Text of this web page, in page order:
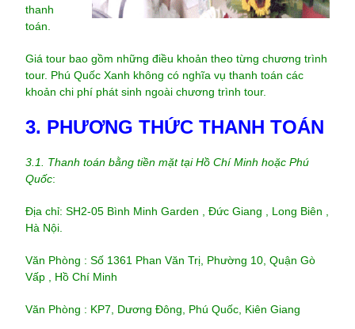
thanh
toán.
Giá tour bao gồm những điều khoản theo từng chương trình
tour. Phú Quốc Xanh không có nghĩa vụ thanh toán các
khoản chi phí phát sinh ngoài chương trình tour.
3. PHƯƠNG THỨC THANH TOÁN
3.1. Thanh toán bằng tiền mặt tại Hồ Chí Minh hoặc Phú
Quốc:
Địa chỉ: SH2-05 Bình Minh Garden , Đức Giang , Long Biên ,
Hà Nội.
Văn Phòng : Số 1361 Phan Văn Trị, Phường 10, Quận Gò
Vấp , Hồ Chí Minh
Văn Phòng : KP7, Dương Đông, Phú Quốc, Kiên Giang